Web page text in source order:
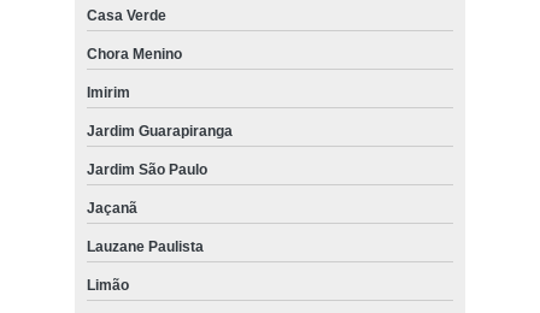
Casa Verde
Chora Menino
Imirim
Jardim Guarapiranga
Jardim São Paulo
Jaçanã
Lauzane Paulista
Limão